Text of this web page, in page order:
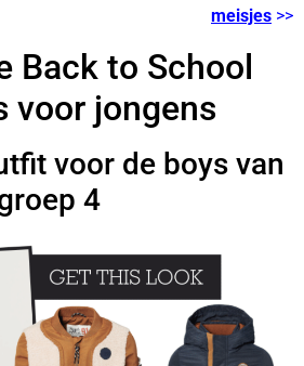
meisjes >>
Back to School
voor jongens
voor de boys van
4